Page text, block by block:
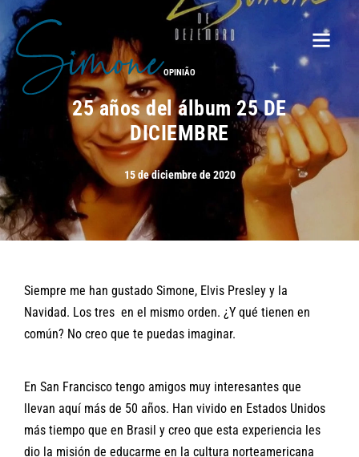
OPINIÃO
25 años del álbum 25 DE
DICIEMBRE
15 de diciembre de 2020
Siempre me han gustado Simone, Elvis Presley y la
Navidad. Los tres en el mismo orden. ¿Y qué tienen en
común? No creo que te puedas imaginar.
En San Francisco tengo amigos muy interesantes que
llevan aquí más de 50 años. Han vivido en Estados Unidos
más tiempo que en Brasil y creo que esta experiencia les
dio la misión de educarme en la cultura norteamericana